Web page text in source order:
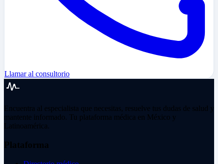
Llamar al consultorio
Encuentra al especialista que necesitas, resuelve tus dudas de salud y
mantente informado. Tu plataforma médica en México y
Latinoamérica.
Plataforma